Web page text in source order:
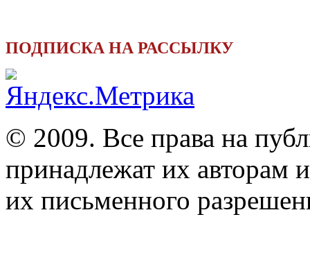
ПОДПИСКА НА РАССЫЛКУ
© 2009. Все права на
принадлежат их авторам
их письменного